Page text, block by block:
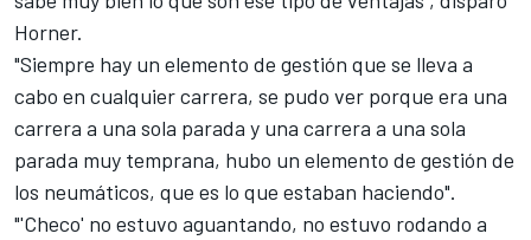
Horner.
"Siempre hay un elemento de gestión que se lleva a
cabo en cualquier carrera, se pudo ver porque era una
carrera a una sola parada y una carrera a una sola
parada muy temprana, hubo un elemento de gestión de
los neumáticos, que es lo que estaban haciendo".
"'Checo' no estuvo aguantando, no estuvo rodando a